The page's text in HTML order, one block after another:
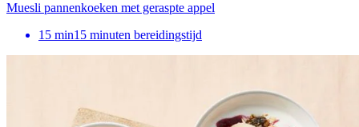
Muesli pannenkoeken met geraspte appel
15 min15 minuten bereidingstijd